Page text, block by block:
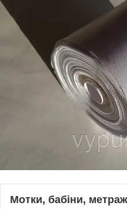
Мотки, бабіни,